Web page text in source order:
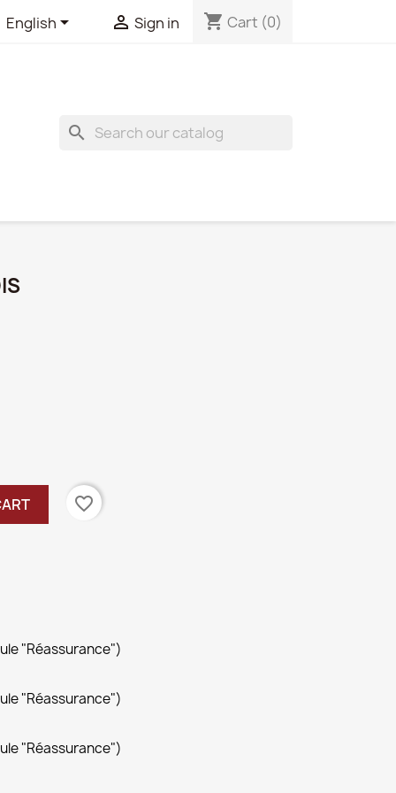
English  Sign in shopping_cart Cart (0)
search
favorite_border
"Réassurance")
"Réassurance")
"Réassurance")